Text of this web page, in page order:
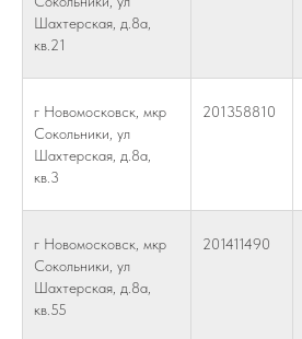
Шахтерская, д.8а,
кв.21
г Новомосковск, мкр
Сокольники, ул
Шахтерская, д.8а,
кв.3
201358810
г Новомосковск, мкр
Сокольники, ул
Шахтерская, д.8а,
кв.55
201411490